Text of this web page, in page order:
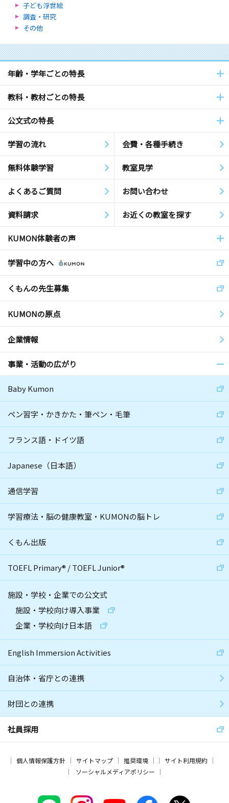
子ども浮世絵
調査・研究
その他
年齢・学年ごとの特長
教科・教材ごとの特長
公文式の特長
学習の流れ 会費・各種手続き
無料体験学習 教室見学
よくあるご質問 お問い合わせ
資料請求 お近くの教室を探す
KUMON体験者の声
学習中の方へ
くもんの先生募集
KUMONの原点
企業情報
事業・活動の広がり
Baby Kumon
ペン習字・かきかた・筆ペン・毛筆
フランス語・ドイツ語
Japanese（日本語）
通信学習
学習療法・脳の健康教室・KUMONの脳トレ
くもん出版
TOEFL Primary® /TOEFL Junior®
施設・学校・企業での公文式
施設・学校向け導入事業
企業・学校向け日本語
English Immersion Activities
自治体・省庁との連携
財団との連携
社員採用
個人情報保護方針 サイトマップ 推奨環境
サイト利用規約
ソーシャルメディアポリシー